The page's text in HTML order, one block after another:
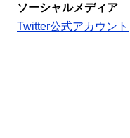
ソーシャルメディア
Twitter公式アカウント